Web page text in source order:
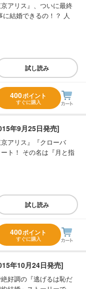
アリス』、ついに最終
結婚できるの！？ 人
試し読み
400ポイント
すぐに購入
年9月25日発売]
アリス』『クローバ
ト！ その名は『月と指
試し読み
400ポイント
すぐに購入
年10月24日発売]
好調の『逃げるは恥だ